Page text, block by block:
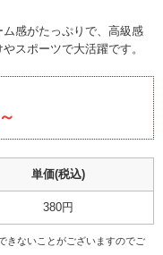
感がたっぷりで、高級感
スポーツで大活躍です。
単価(税込)
380円
きないことがございますのでご